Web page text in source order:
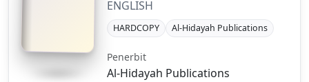
ENGLISH
HARDCOPY Al-Hidayah Publications
Penerbit
Al-Hidayah Publications